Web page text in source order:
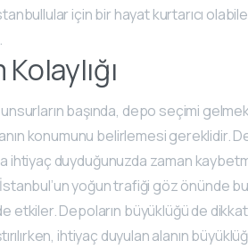
için bir hayat kurtarıcı
başında, depo seçimi
konumunu belirlemesi gereklidir.
ihtiyaç duyduğunuzda zaman
yoğun trafiği göz önünde
etkiler. Depoların büyüklüğü de
ihtiyaç duyulan alanın